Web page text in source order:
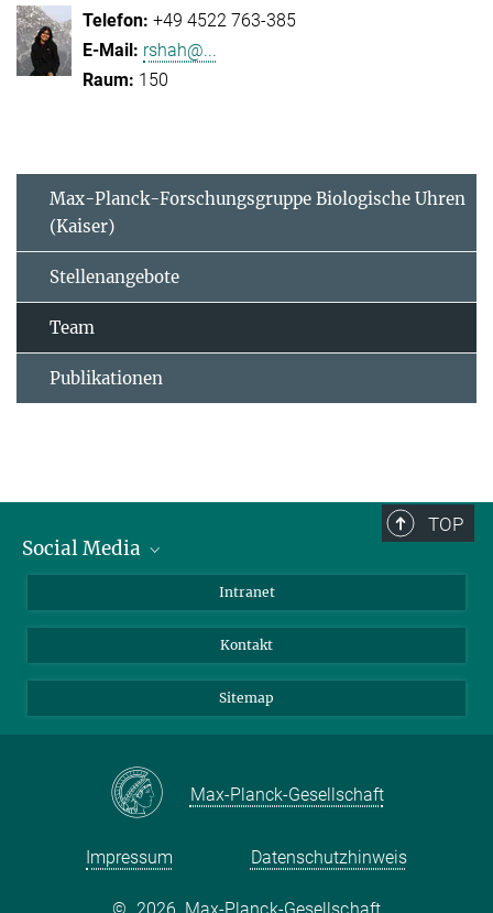
+49 4522 763-385
rshah@...
150
Max-Planck-Forschungsgruppe Biologische Uhren
(Kaiser)
Stellenangebote
Team
Publikationen
TOP
Social Media
LinkedIn
Intranet
Kontakt
Sitemap
Max-Planck-Gesellschaft
Impressum Datenschutzhinweis